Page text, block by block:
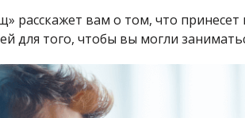
расскажет вам о том, что принесет
для того, чтобы вы могли